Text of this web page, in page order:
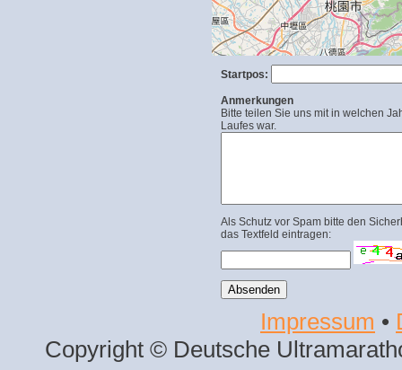
Startpos:
Anmerkungen
Bitte teilen Sie uns mit in welchen
Laufes war.
Als Schutz vor Spam bitte den
das Textfeld eintragen:
Impressum •
Copyright © Deutsche